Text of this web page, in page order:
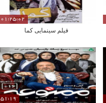
01:25:02
فیلم سینمایی کما
51:19